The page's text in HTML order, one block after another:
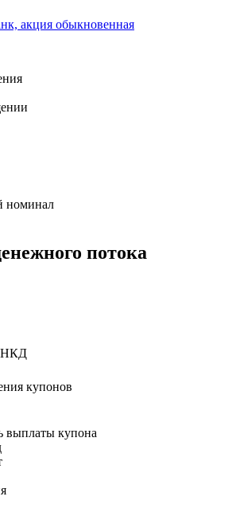
акция обыкновенная
номинал
потока
НКД
купонов
выплаты купона